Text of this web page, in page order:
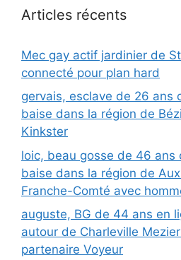
Articles récents
Mec gay actif jardinier de
connecté pour plan hard
gervais, esclave de 26 ans
baise dans la région de
Kinkster
loic, beau gosse de 46 ans
baise dans la région de
Franche-Comté avec
auguste, BG de 44 ans en
autour de Charleville
partenaire Voyeur